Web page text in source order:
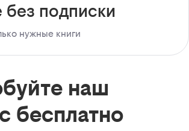
без подписки
нужные книги
наш
бесплатно